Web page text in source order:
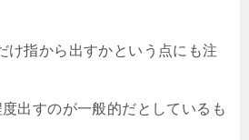
け指から出すかという点にも注
出すのが一般的だとしているも